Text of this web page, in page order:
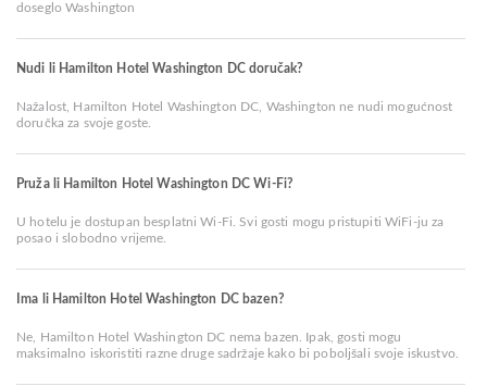
doseglo Washington
Nudi li Hamilton Hotel Washington DC doručak?
Nažalost, Hamilton Hotel Washington DC, Washington ne nudi mogućnost
doručka za svoje goste.
Pruža li Hamilton Hotel Washington DC Wi-Fi?
U hotelu je dostupan besplatni Wi-Fi. Svi gosti mogu pristupiti WiFi-ju za
posao i slobodno vrijeme.
Ima li Hamilton Hotel Washington DC bazen?
Ne, Hamilton Hotel Washington DC nema bazen. Ipak, gosti mogu
maksimalno iskoristiti razne druge sadržaje kako bi poboljšali svoje iskustvo.